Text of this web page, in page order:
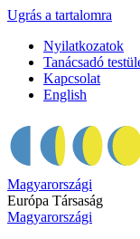
Ugrás a tartalomra
Nyilatkozatok
Tanácsadó
Kapcsolat
English
Magyarországi
Európa Társaság
Magyarországi